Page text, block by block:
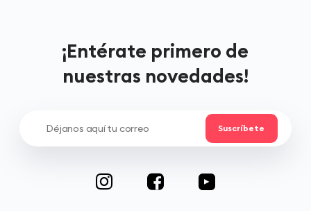
¡Entérate primero de
nuestras novedades!